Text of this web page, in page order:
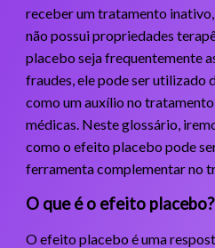
receber um tratamento
não possui propriedades
placebo seja frequentemente
fraudes, ele pode ser utilizado
como um auxílio no
médicas. Neste glossário,
como o efeito placebo pode
ferramenta complementar no
O que é o efeito placebo?
O efeito placebo é uma